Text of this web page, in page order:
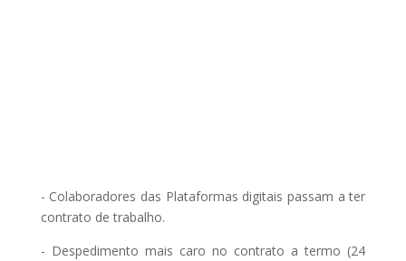
- Colaboradores das Plataformas digitais passam a ter
contrato de trabalho.
- Despedimento mais caro no contrato a termo (24